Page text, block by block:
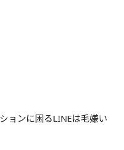
ョンに困るLINEは毛嫌い